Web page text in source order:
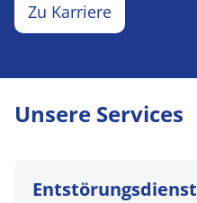
Zu Karriere
Unsere Services
Entstörungsdienst